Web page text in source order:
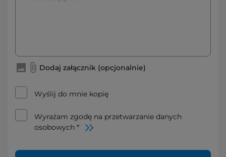
Dodaj załącznik (opcjonalnie)
Wyślij do mnie kopię
Wyrażam zgodę na przetwarzanie danych
osobowych *